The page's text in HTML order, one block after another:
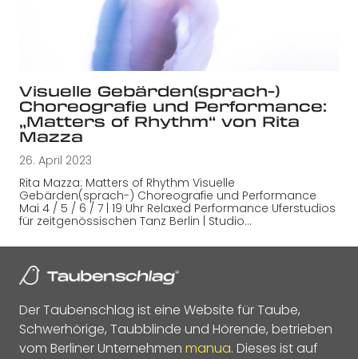
Visuelle Gebärden(sprach-)
Choreografie und Performance:
„Matters of Rhythm“ von Rita
Mazza
26. April 2023
Rita Mazza: Matters of Rhythm Visuelle
Gebärden(sprach-) Choreografie und Performance
Mai 4 / 5 / 6 / 7 | 19 Uhr Relaxed Performance Uferstudios
für zeitgenössischen Tanz Berlin | Studio…
Der Taubenschlag ist eine Website für Taube,
Schwerhörige, Taubblinde und Hörende, betrieben
vom Berliner Unternehmen manua. Dieses ist auf